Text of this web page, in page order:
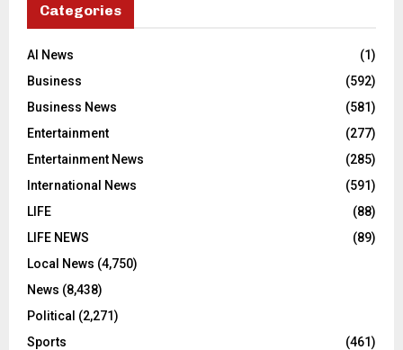
Categories
AI News
(1)
Business
(592)
Business News
(581)
Entertainment
(277)
Entertainment News
(285)
International News
(591)
LIFE
(88)
LIFE NEWS
(89)
Local News (4,750)
News (8,438)
Political (2,271)
Sports
(461)